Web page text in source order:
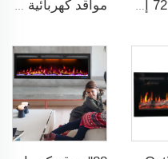
لوكسستار 72 إنش مدفأة كهربائية مثبتة على الحائط لتدفئة الغرف المنزلية، غير مناسبة للمدفآت الكهربائية المدمجة داخل الجدران مواقد كهربائية من Luxstar مقاس 50 بوصة مع لهب قابل للتعديل وألوان إضاءة قابلة للتخصيص، مدمجة داخل الجدار